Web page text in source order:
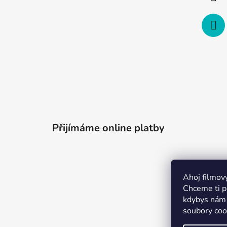
Ahoj
Chceme ti
kdybys
soubory
Přijímáme online platby